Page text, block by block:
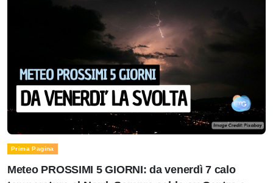
Prima Pagina
Meteo PROSSIMI 5 GIORNI: da venerdì 7 calo